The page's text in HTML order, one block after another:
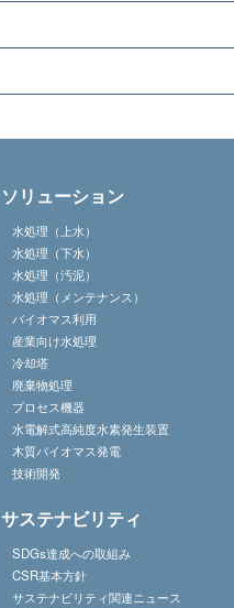
ソリューション
水処理（上水）
水処理（下水）
水処理（汚泥）
水処理（メンテナンス）
バイオマス利用
産業向け水処理
冷却塔
廃棄物処理
プロセス機器
水電解式高純度水素発生装置
木質バイオマス発電
技術開発
サステナビリティ
SDGs達成への取組み
CSR基本方針
サステナビリティ関連ニュース